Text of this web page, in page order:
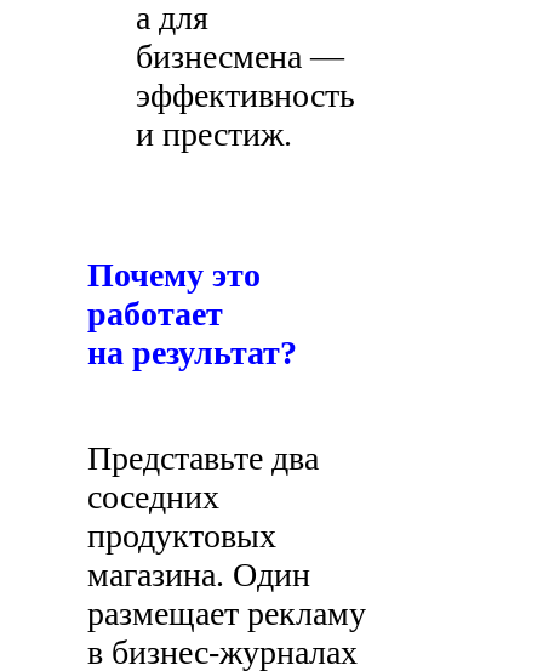
а для
бизнесмена —
эффективность
и престиж.
Почему это
работает
на результат?
Представьте два
соседних
продуктовых
магазина. Один
размещает рекламу
в бизнес-журналах